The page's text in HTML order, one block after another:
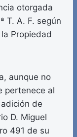
otorgada
T. A. F. según
Propiedad
aunque no
pertenece al
de
D. Miguel
491 de su